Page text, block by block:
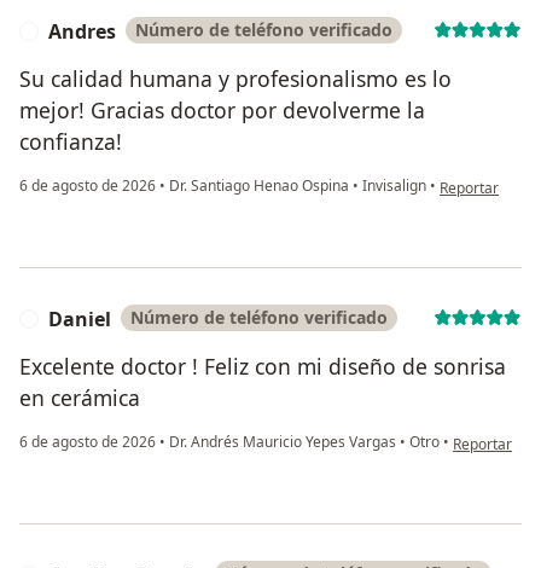
Andres Número de teléfono verificado
Su calidad humana y profesionalismo es lo
mejor! Gracias doctor por devolverme la
confianza!
6 de agosto de 2026 • Dr. Santiago Henao Ospina • Invisalign • en opinión del
Reportar
Daniel Número de teléfono verificado
Excelente doctor ! Feliz con mi diseño de sonrisa
en cerámica
6 de agosto de 2026 • Dr. Andrés Mauricio Yepes Vargas • Otro • en opinión
Reportar